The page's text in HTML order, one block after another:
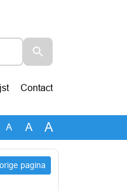
Contact
A A A
pagina